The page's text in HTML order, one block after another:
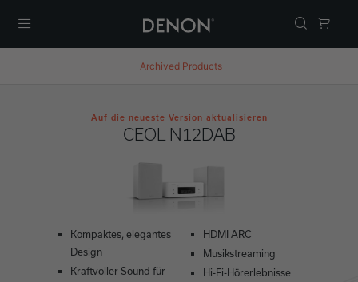
Archived Products
Auf die neueste Version aktualisieren
CEOL N12DAB
Kompaktes, elegantes
Design
Kraftvoller Sound für
HDMI ARC
Musikstreaming
Hi-Fi-Hörerlebnisse